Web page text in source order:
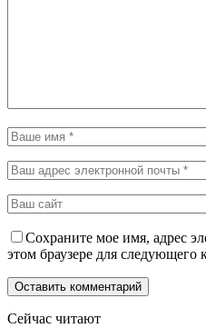
Сохраните мое имя, адрес
этом браузере для следующего
Сейчас читают